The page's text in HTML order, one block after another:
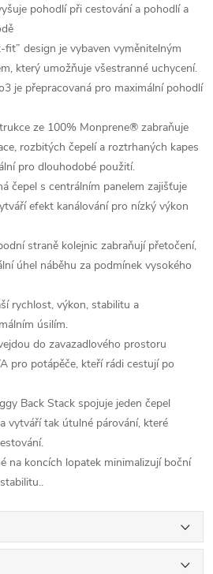
pohodlí při cestování a pohodlí a
fit” design je vybaven vyměnitelným
který umožňuje všestranné uchycení.
je přepracovaná pro maximální pohodlí
ze 100% Monprene® zabraňuje
rozbitých čepelí a roztrhaných kapes
pro dlouhodobé použití.
čepel s centrálním panelem zajišťuje
efekt kanálování pro nízký výkon
straně kolejnic zabraňují přetočení,
úhel náběhu za podmínek vysokého
rychlost, výkon, stabilitu a
úsilím.
do zavazadlového prostoru
pro potápěče, kteří rádi cestují po
Back Stack spojuje jeden čepel
vytváří tak útulné párování, které
na koncích lopatek minimalizují boční